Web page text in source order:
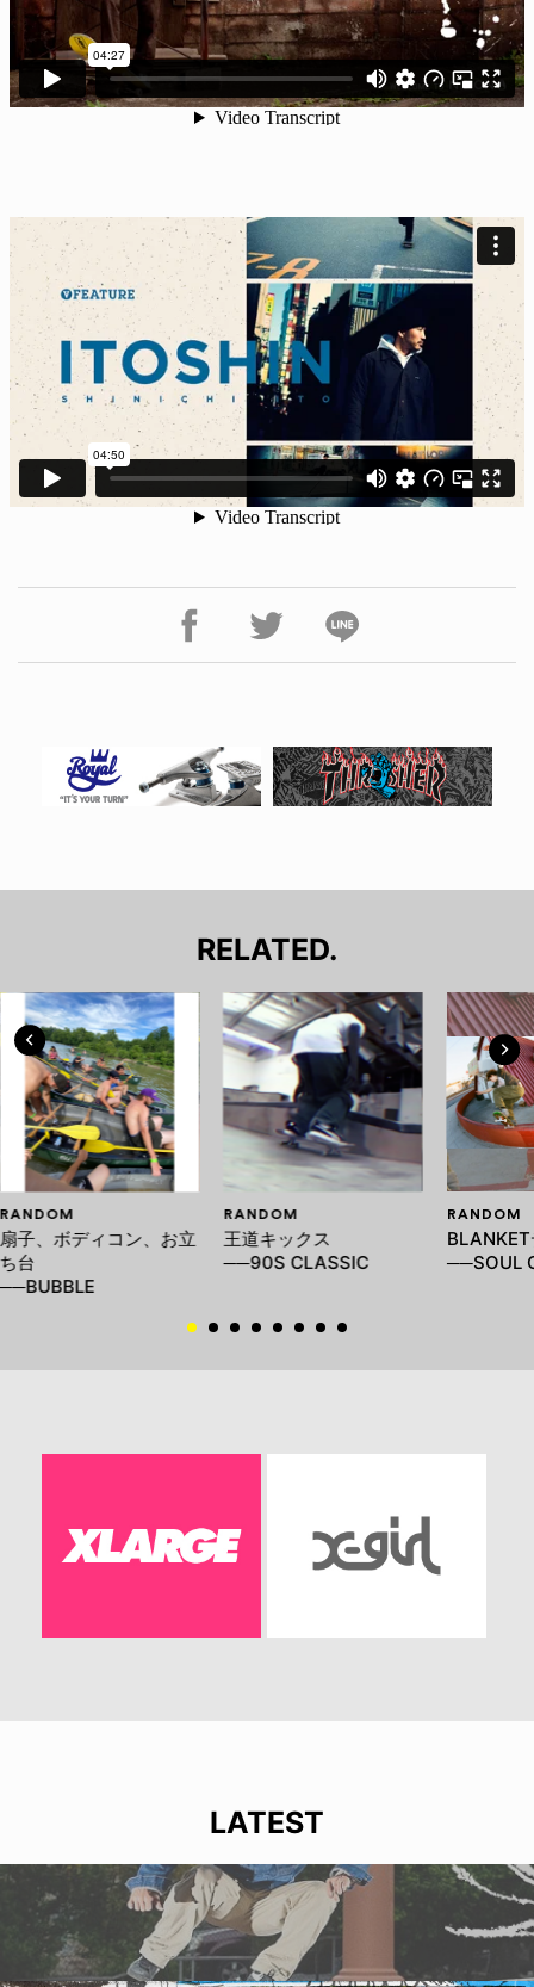
RELATED.
RANDOM
扇子、ボディコン、お立
ち台
──BUBBLE
RANDOM
王道キックス
──90S CLASSIC
RANDOM
──SOUL
LATEST